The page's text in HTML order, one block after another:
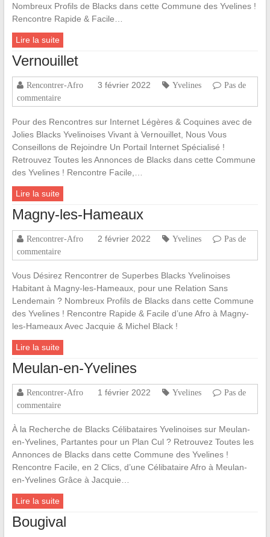
Nombreux Profils de Blacks dans cette Commune des Yvelines !
Rencontre Rapide & Facile…
Lire la suite
Vernouillet
Rencontrer-Afro 3 février 2022 Yvelines
Pas de
commentaire
Pour des Rencontres sur Internet Légères & Coquines avec de
Jolies Blacks Yvelinoises Vivant à Vernouillet, Nous Vous
Conseillons de Rejoindre Un Portail Internet Spécialisé !
Retrouvez Toutes les Annonces de Blacks dans cette Commune
des Yvelines ! Rencontre Facile,…
Lire la suite
Magny-les-Hameaux
Rencontrer-Afro 2 février 2022 Yvelines
Pas de
commentaire
Vous Désirez Rencontrer de Superbes Blacks Yvelinoises
Habitant à Magny-les-Hameaux, pour une Relation Sans
Lendemain ? Nombreux Profils de Blacks dans cette Commune
des Yvelines ! Rencontre Rapide & Facile d’une Afro à Magny-
les-Hameaux Avec Jacquie & Michel Black !
Lire la suite
Meulan-en-Yvelines
Rencontrer-Afro 1 février 2022 Yvelines
Pas de
commentaire
À la Recherche de Blacks Célibataires Yvelinoises sur Meulan-
en-Yvelines, Partantes pour un Plan Cul ? Retrouvez Toutes les
Annonces de Blacks dans cette Commune des Yvelines !
Rencontre Facile, en 2 Clics, d’une Célibataire Afro à Meulan-
en-Yvelines Grâce à Jacquie…
Lire la suite
Bougival